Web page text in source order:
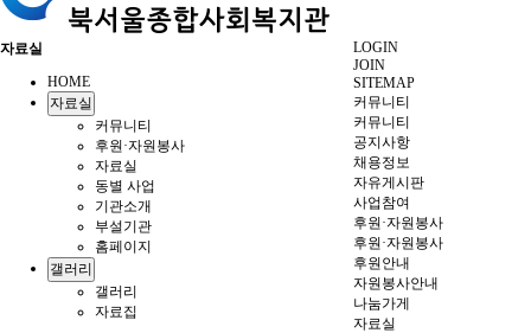
LOGIN
JOIN
SITEMAP
커뮤니티
커뮤니티
공지사항
채용정보
자유게시판
사업참여
후원·자원봉사
후원·자원봉사
후원안내
자원봉사안내
나눔가게
자료실
자료실
HOME
자료실
커뮤니티
후원·자원봉사
자료실
동별 사업
기관소개
부설기관
홈페이지
갤러리
갤러리
자료집